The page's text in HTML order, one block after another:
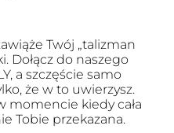
Twój „talizman
Dołącz do naszego
a szczęście samo
że w to uwierzysz.
momencie kiedy cała
Tobie przekazana.